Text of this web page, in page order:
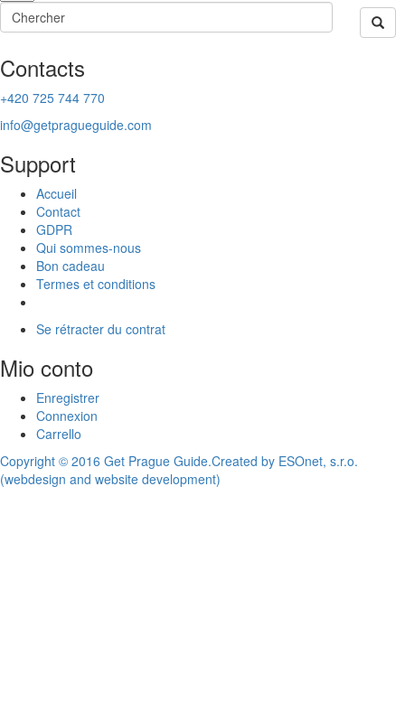
Contacts
+420 725 744 770
info@getpragueguide.com
Support
Accueil
Contact
GDPR
Qui sommes-nous
Bon cadeau
Termes et conditions
Se rétracter du contrat
Mio conto
Enregistrer
Connexion
Carrello
Copyright © 2016 Get Prague Guide.Created by ESOnet, s.r.o.
(webdesign and website development)